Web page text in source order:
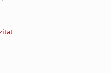
zitat